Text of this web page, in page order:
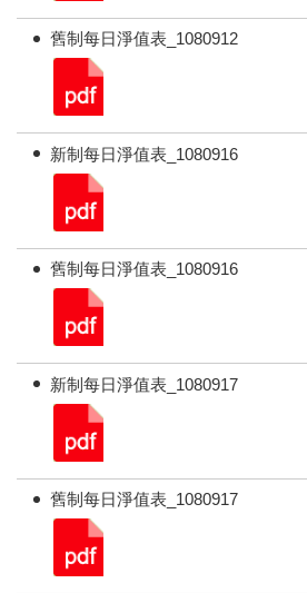
舊制每日淨值表_1080912
新制每日淨值表_1080916
舊制每日淨值表_1080916
新制每日淨值表_1080917
舊制每日淨值表_1080917